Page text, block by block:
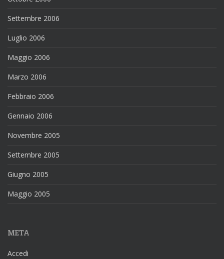
Settembre 2006
Luglio 2006
Maggio 2006
Marzo 2006
Febbraio 2006
Gennaio 2006
Novembre 2005
Settembre 2005
Giugno 2005
Maggio 2005
META
Accedi